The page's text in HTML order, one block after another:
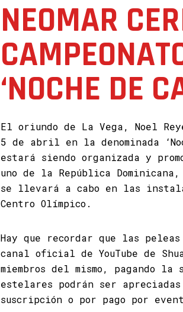
NEOMAR
‘NOCHE DE
El oriundo de La Vega, Noel
5 de abril en la denominada
estará siendo organizada y
uno de la República
se llevará a cabo en las
Centro Olímpico.
Hay que recordar que las
canal oficial de YouTube de
miembros del mismo, pagando
estelares podrán ser
suscripción o por pago por